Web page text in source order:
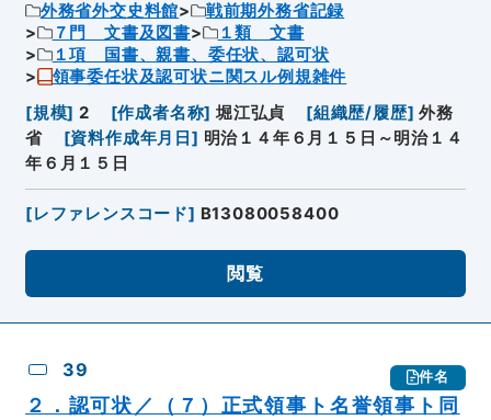
外務省外交史料館
戦前期外務省記録
７門 文書及図書
１類 文書
１項 国書、親書、委任状、認可状
領事委任状及認可状ニ関スル例規雑件
[規模] 2 [作成者名称] 堀江弘貞 [組織歴/履歴] 外務
省
[資料作成年月日 ] 明治１４年６月１５日～明治１４
年６月１５日
[レファレンスコード] B13080058400
閲覧
39 件名
２．認可状／（７）正式領事ト名誉領事ト同